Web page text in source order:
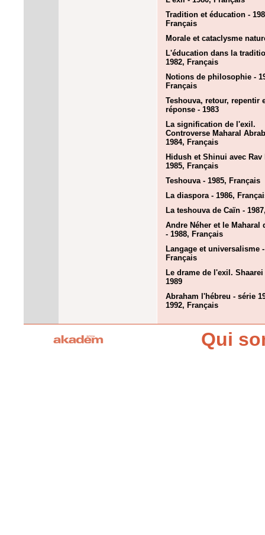
Tradition et éducation -
Français
Morale et cataclysme
L'éducation dans la
1982, Français
Notions de philosophie -
Français
Teshouva, retour, repentir
réponse - 1983
La signification de l'exil.
Controverse Maharal
1984, Français
Hidush et Shinui avec Rav
1985, Français
Teshouva - 1985, Français
La diaspora - 1986,
La teshouva de Caïn -
Andre Néher et le Maharal
- 1988, Français
Langage et universalisme
Français
Le drame de l'exil. Shaarei
1989
Abraham l'hébreu - série
1992, Français
Qui